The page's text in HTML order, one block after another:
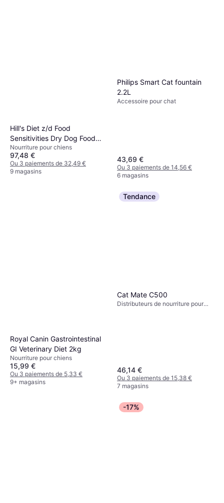
Hill's Diet z/d Food
Sensitivities Dry Dog Food
10kg
Nourriture pour chiens
97,48 €
Ou 3 paiements de 32,49 €
9 magasins
Philips Smart Cat fountain
2.2L
Accessoire pour chat
43,69 €
Ou 3 paiements de 14,56 €
6 magasins
Royal Canin Gastrointestinal
GI Veterinary Diet 2kg
Nourriture pour chiens
15,99 €
Ou 3 paiements de 5,33 €
9+ magasins
Tendance
Cat Mate C500
Distributeurs de nourriture pour
46,14 €
Ou 3 paiements de 15,38 €
7 magasins
-17%